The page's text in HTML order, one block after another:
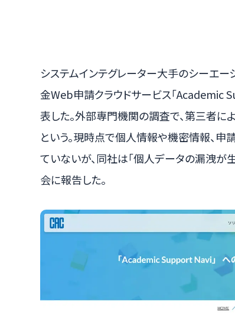
システムインテグレーター大手のシーエ
金Web申請クラウドサービス「Academic
表した。外部専門機関の調査で、第三者
という。現時点で個人情報や機密情報、
ていないが、同社は「個人データの漏洩
会に報告した。